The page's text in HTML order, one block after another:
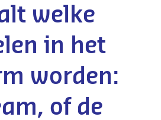
welke
in het
worden:
of de